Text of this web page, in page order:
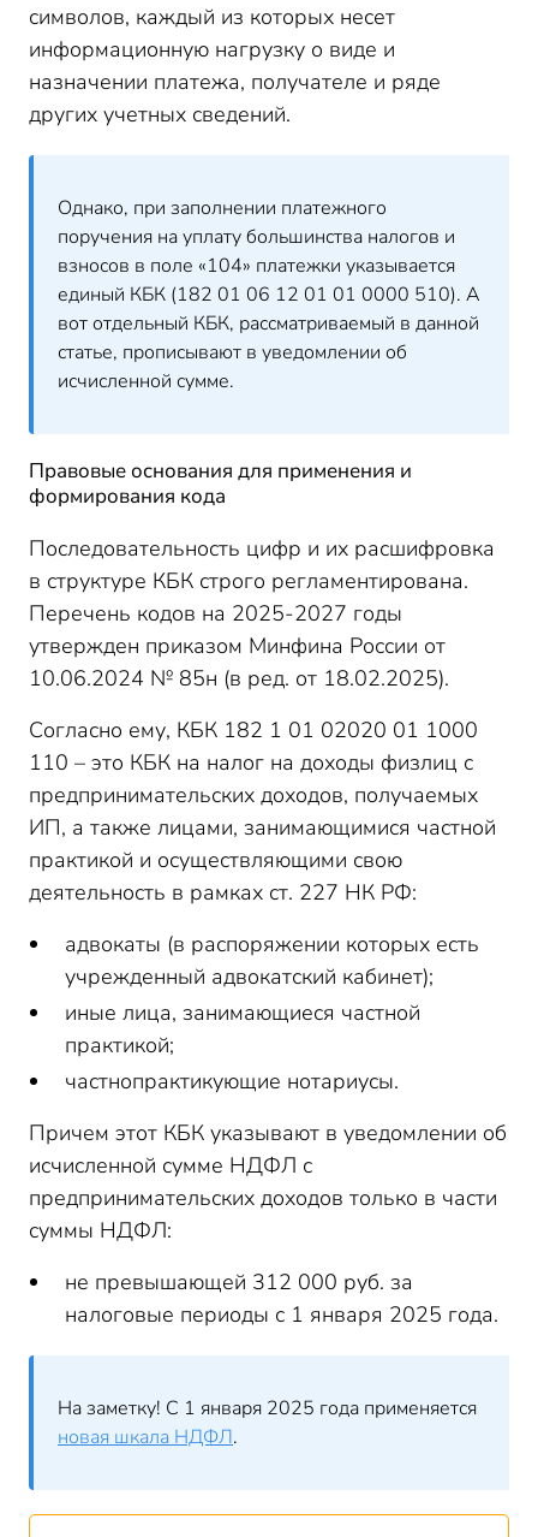
символов, каждый из которых несет
информационную нагрузку о виде и
назначении платежа, получателе и ряде
других учетных сведений.
Однако, при заполнении платежного
поручения на уплату большинства налогов и
взносов в поле «104» платежки указывается
единый КБК (182 01 06 12 01 01 0000 510). А
вот отдельный КБК, рассматриваемый в данной
статье, прописывают в уведомлении об
исчисленной сумме.
Правовые основания для применения и
формирования кода
Последовательность цифр и их расшифровка
в структуре КБК строго регламентирована.
Перечень кодов на 2025-2027 годы
утвержден приказом Минфина России от
10.06.2024 № 85н (в ред. от 18.02.2025).
Согласно ему, КБК 182 1 01 02020 01 1000
110 – это КБК на налог на доходы физлиц с
предпринимательских доходов, получаемых
ИП, а также лицами, занимающимися частной
практикой и осуществляющими свою
деятельность в рамках ст. 227 НК РФ:
адвокаты (в распоряжении которых есть
учрежденный адвокатский кабинет);
иные лица, занимающиеся частной
практикой;
частнопрактикующие нотариусы.
Причем этот КБК указывают в уведомлении об
исчисленной сумме НДФЛ с
предпринимательских доходов только в части
суммы НДФЛ:
не превышающей 312 000 руб. за
налоговые периоды с 1 января 2025 года.
На заметку! С 1 января 2025 года применяется
новая шкала НДФЛ.